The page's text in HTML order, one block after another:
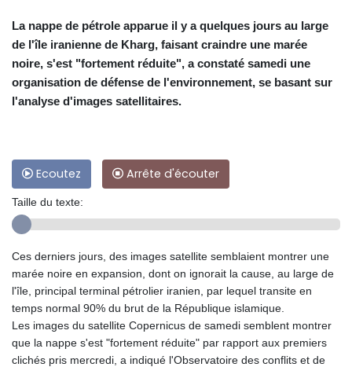
La nappe de pétrole apparue il y a quelques jours au large
de l'île iranienne de Kharg, faisant craindre une marée
noire, s'est "fortement réduite", a constaté samedi une
organisation de défense de l'environnement, se basant sur
l'analyse d'images satellitaires.
Ecoutez Arrête d'écouter
Taille du texte:
Ces derniers jours, des images satellite semblaient montrer une
marée noire en expansion, dont on ignorait la cause, au large de
l'île, principal terminal pétrolier iranien, par lequel transite en
temps normal 90% du brut de la République islamique.
Les images du satellite Copernicus de samedi semblent montrer
que la nappe s'est "fortement réduite" par rapport aux premiers
clichés pris mercredi, a indiqué l'Observatoire des conflits et de